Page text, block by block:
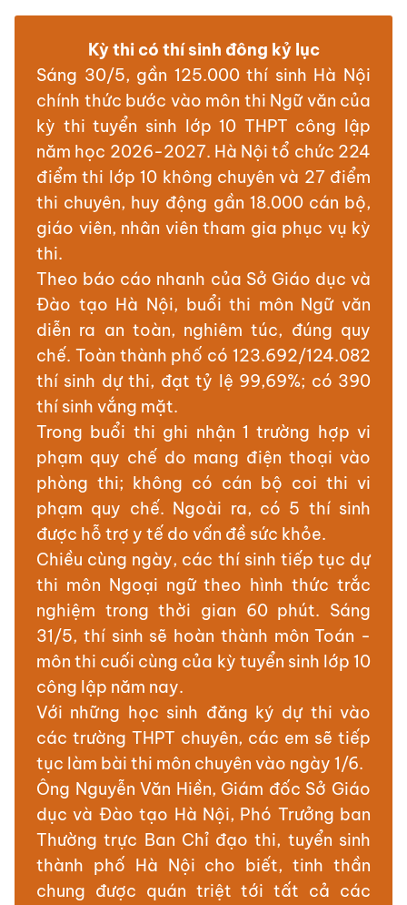
Kỳ thi có thí sinh đông kỷ lục
Sáng 30/5, gần 125.000 thí sinh Hà Nội
chính thức bước vào môn thi Ngữ văn của
kỳ thi tuyển sinh lớp 10 THPT công lập
năm học 2026-2027. Hà Nội tổ chức 224
điểm thi lớp 10 không chuyên và 27 điểm
thi chuyên, huy động gần 18.000 cán bộ,
giáo viên, nhân viên tham gia phục vụ kỳ
thi.
Theo báo cáo nhanh của Sở Giáo dục và
Đào tạo Hà Nội, buổi thi môn Ngữ văn
diễn ra an toàn, nghiêm túc, đúng quy
chế. Toàn thành phố có 123.692/124.082
thí sinh dự thi, đạt tỷ lệ 99,69%; có 390
thí sinh vắng mặt.
Trong buổi thi ghi nhận 1 trường hợp vi
phạm quy chế do mang điện thoại vào
phòng thi; không có cán bộ coi thi vi
phạm quy chế. Ngoài ra, có 5 thí sinh
được hỗ trợ y tế do vấn đề sức khỏe.
Chiều cùng ngày, các thí sinh tiếp tục dự
thi môn Ngoại ngữ theo hình thức trắc
nghiệm trong thời gian 60 phút. Sáng
31/5, thí sinh sẽ hoàn thành môn Toán -
môn thi cuối cùng của kỳ tuyển sinh lớp 10
công lập năm nay.
Với những học sinh đăng ký dự thi vào
các trường THPT chuyên, các em sẽ tiếp
tục làm bài thi môn chuyên vào ngày 1/6.
Ông Nguyễn Văn Hiền, Giám đốc Sở Giáo
dục và Đào tạo Hà Nội, Phó Trưởng ban
Thường trực Ban Chỉ đạo thi, tuyển sinh
thành phố Hà Nội cho biết, tinh thần
chung được quán triệt tới tất cả các